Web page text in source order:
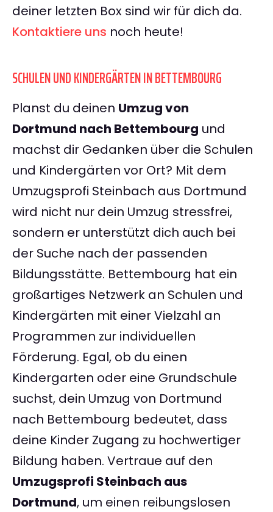
deiner letzten Box sind wir für dich da.
Kontaktiere uns noch heute!
SCHULEN UND KINDERGÄRTEN IN BETTEMBOURG
Planst du deinen Umzug von
Dortmund nach Bettembourg und
machst dir Gedanken über die Schulen
und Kindergärten vor Ort? Mit dem
Umzugsprofi Steinbach aus Dortmund
wird nicht nur dein Umzug stressfrei,
sondern er unterstützt dich auch bei
der Suche nach der passenden
Bildungsstätte. Bettembourg hat ein
großartiges Netzwerk an Schulen und
Kindergärten mit einer Vielzahl an
Programmen zur individuellen
Förderung. Egal, ob du einen
Kindergarten oder eine Grundschule
suchst, dein Umzug von Dortmund
nach Bettembourg bedeutet, dass
deine Kinder Zugang zu hochwertiger
Bildung haben. Vertraue auf den
Umzugsprofi Steinbach aus
Dortmund, um einen reibungslosen